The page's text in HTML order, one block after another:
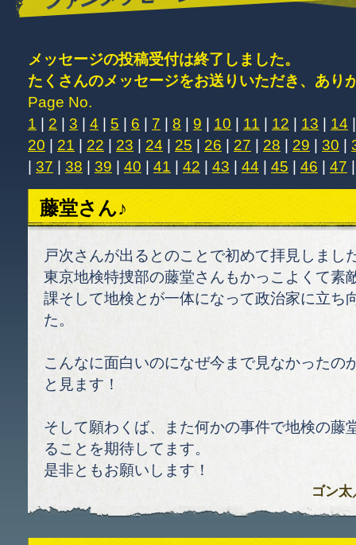
メッセージの投稿受付は終了しました。
たくさんのメッセージをお送りいただき、あり
Page No.
1
2 3 4 5 6 7 8 9 10 11 12 13 14
20
21 22 23 24 25 26 27 28 29 30
37 38 39 40 41 42 43 44 45 46 47
藤堂さん♪
戸次さんが出るとのことで初めて拝見しまし
東京地検特捜部の藤堂さんもかっこよくて素
課そして地検とが一体になって政治家に立ち
た。
こんなに面白いのになぜ今まで見なかったの
と見ます！
そして願わくば、また何かの事件で地検の藤
ることを期待してます。
是非ともお願いします！
ゴン太